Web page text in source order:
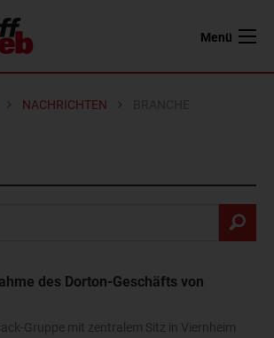
Menü
NACHRICHTEN
des Dorton-Geschäfts von
Gruppe mit zentralem Sitz in Viernheim